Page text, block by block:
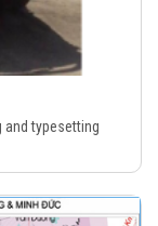
and typesetting